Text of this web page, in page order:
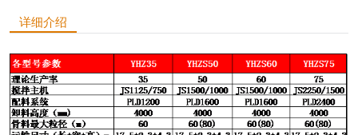
详细介绍